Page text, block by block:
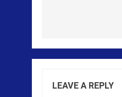
LEAVE A REPLY